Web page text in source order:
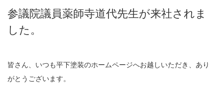
参議院議員薬師寺道代先生が来社されま
した。
皆さん、いつも平下塗装のホームページへお越しいただき、あり
がとうございます。